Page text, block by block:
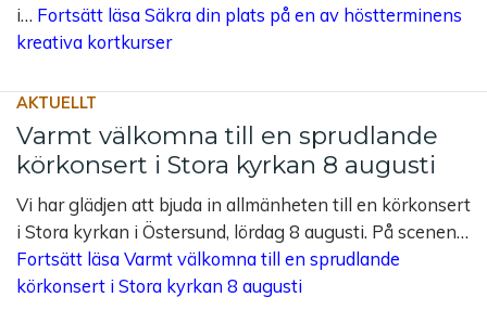
i… Fortsätt läsa Säkra din plats på en av höstterminens
kreativa kortkurser
AKTUELLT
Varmt välkomna till en sprudlande
körkonsert i Stora kyrkan 8 augusti
Vi har glädjen att bjuda in allmänheten till en körkonsert
i Stora kyrkan i Östersund, lördag 8 augusti. På scenen…
Fortsätt läsa Varmt välkomna till en sprudlande
körkonsert i Stora kyrkan 8 augusti